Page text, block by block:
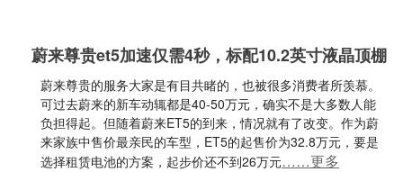
蔚来尊贵et5加速仅需4秒，标配10.2英寸液晶顶棚
蔚来尊贵的服务大家是有目共睹的，也被很多消费者所羡慕。
可过去蔚来的新车动辄都是40-50万元，确实不是大多数人能
负担得起。但随着蔚来ET5的到来，情况就有了改变。作为蔚
来家族中售价最亲民的车型，ET5的起售价为32.8万元，要是
选择租赁电池的方案，起步价还不到26万元……更多